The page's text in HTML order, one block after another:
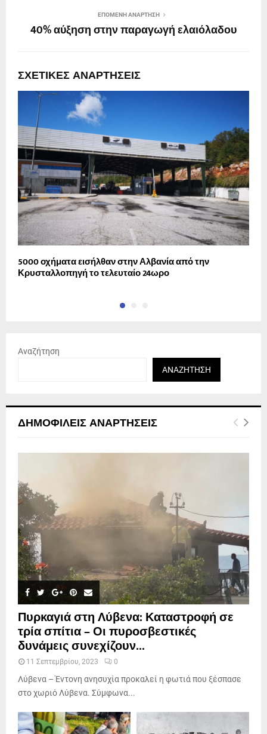
ΕΠΌΜΕΝΗ ΑΝΆΡΤΗΣΗ
40% αύξηση στην παραγωγή ελαιόλαδου
ΣΧΕΤΙΚΈΣ ΑΝΑΡΤΉΣΕΙΣ
5000 οχήματα εισήλθαν στην Αλβανία από την
Κρυσταλλοπηγή το τελευταίο 24ωρο
Αναζήτηση
ΑΝΑΖΉΤΗΣΗ
ΔΗΜΟΦΙΛΕΊΣ ΑΝΑΡΤΉΣΕΙΣ
Πυρκαγιά στη Λύβενα: Καταστροφή σε
τρία σπίτια – Οι πυροσβεστικές
δυνάμεις συνεχίζουν...
11 Σεπτεμβρίου, 2023 0
Λύβενα – Έντονη ανησυχία προκαλεί η φωτιά που ξέσπασε
στο χωριό Λύβενα. Σύμφωνα...